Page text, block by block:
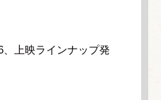
、上映ラインナップ発